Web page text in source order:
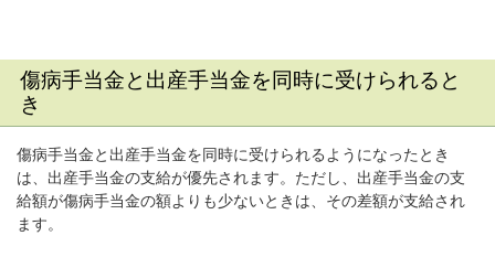
傷病手当金と出産手当金を同時に受けられると
き
傷病手当金と出産手当金を同時に受けられるようになったとき
は、出産手当金の支給が優先されます。ただし、出産手当金の支
給額が傷病手当金の額よりも少ないときは、その差額が支給され
ます。